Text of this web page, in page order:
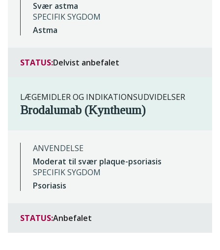
Svær astma
SPECIFIK SYGDOM
Astma
STATUS:Delvist anbefalet
LÆGEMIDLER OG INDIKATIONSUDVIDELSER
Brodalumab (Kyntheum)
ANVENDELSE
Moderat til svær plaque-psoriasis
SPECIFIK SYGDOM
Psoriasis
STATUS:Anbefalet